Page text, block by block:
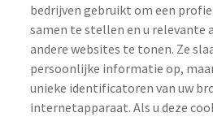
bedrijven gebruikt om een
samen te stellen en u relevante
andere websites te tonen. Ze
persoonlijke informatie op,
unieke identificatoren van uw
internetapparaat. Als u deze